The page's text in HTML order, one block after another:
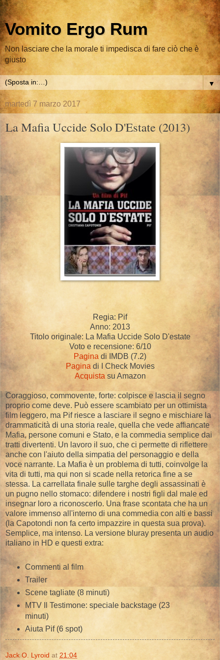
Vomito Ergo Rum
Non lasciare che la morale ti impedisca di fare ciò che è
giusto
▼
martedì 7 marzo 2017
La Mafia Uccide Solo D'Estate (2013)
Regia: Pif
Anno: 2013
Titolo originale: La Mafia Uccide Solo D'estate
Voto e recensione: 6/10
Pagina di IMDB (7.2)
Pagina di I Check Movies
Acquista su Amazon
Coraggioso, commovente, forte: colpisce e lascia il segno
proprio come deve. Può essere scambiato per un ottimista
film leggero, ma Pif riesce a lasciare il segno e mischiare la
drammaticità di una storia reale, quella che vede affiancate
Mafia, persone comuni e Stato, e la commedia semplice dai
tratti divertenti. Un lavoro il suo, che ci permette di riflettere
anche con l'aiuto della simpatia del personaggio e della
voce narrante. La Mafia è un problema di tutti, coinvolge la
vita di tutti, ma qui non si scade nella retorica fine a se
stessa. La carrellata finale sulle targhe degli assassinati è
un pugno nello stomaco: difendere i nostri figli dal male ed
insegnar loro a riconoscerlo. Una frase scontata che ha un
valore immenso all'interno di una commedia con alti e bassi
(la Capotondi non fa certo impazzire in questa sua prova).
Semplice, ma intenso. La versione bluray presenta un audio
italiano in HD e questi extra:
Commenti al film
Trailer
Scene tagliate (8 minuti)
MTV Il Testimone: speciale backstage (23
minuti)
Aiuta Pif (6 spot)
Jack O. Lyroid at 21:04